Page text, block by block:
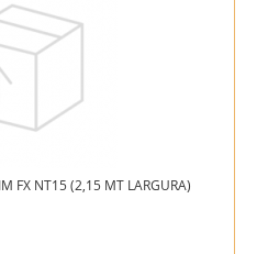
FX NT15 (2,15 MT LARGURA)